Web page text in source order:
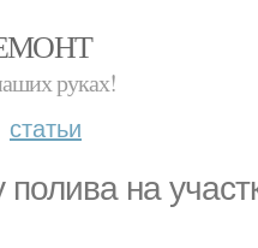
руках!
статьи
полива на